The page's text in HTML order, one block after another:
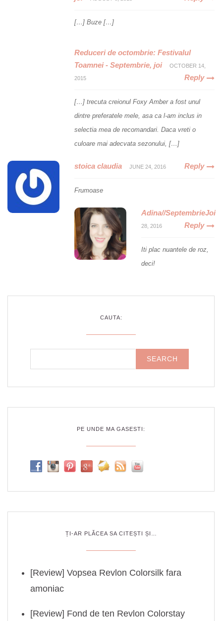
[…] Buze […]
Reduceri de octombrie: Festivalul
Toamnei - Septembrie, joi
OCTOBER 14,
2015 Reply
[…] trecuta creionul Foxy Amber a fost unul
dintre preferatele mele, asa ca l-am inclus in
selectia mea de recomandari. Daca vreti o
culoare mai adecvata sezonului, […]
stoica claudia JUNE 24, 2016 Reply
Frumoase
Adina//SeptembrieJoi
28, 2016 Reply
Iti plac nuantele de roz,
deci!
CAUTA:
PE UNDE MA GASESTI:
ȚI-AR PLĂCEA SA CITEȘTI ȘI…
[Review] Vopsea Revlon Colorsilk fara
amoniac
[Review] Fond de ten Revlon Colorstay